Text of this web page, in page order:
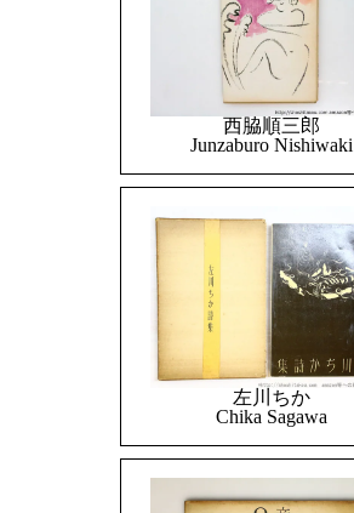
西脇順三郎
Junzaburo Nishiwaki
左川ちか
Chika Sagawa